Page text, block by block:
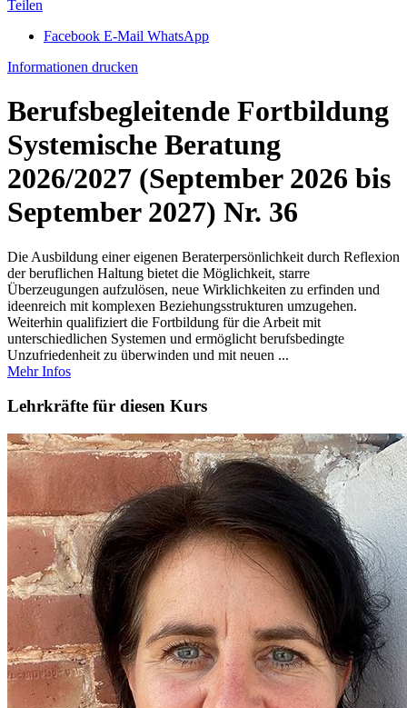
Teilen
Facebook E-Mail WhatsApp
Informationen drucken
Berufsbegleitende Fortbildung
Systemische Beratung
2026/2027 (September 2026 bis
September 2027) Nr. 36
Die Ausbildung einer eigenen Beraterpersönlichkeit durch Reflexion
der beruflichen Haltung bietet die Möglichkeit, starre
Überzeugungen aufzulösen, neue Wirklichkeiten zu erfinden und
ideenreich mit komplexen Beziehungsstrukturen umzugehen.
Weiterhin qualifiziert die Fortbildung für die Arbeit mit
unterschiedlichen Systemen und ermöglicht berufsbedingte
Unzufriedenheit zu überwinden und mit neuen ...
Mehr Infos
Lehrkräfte für diesen Kurs